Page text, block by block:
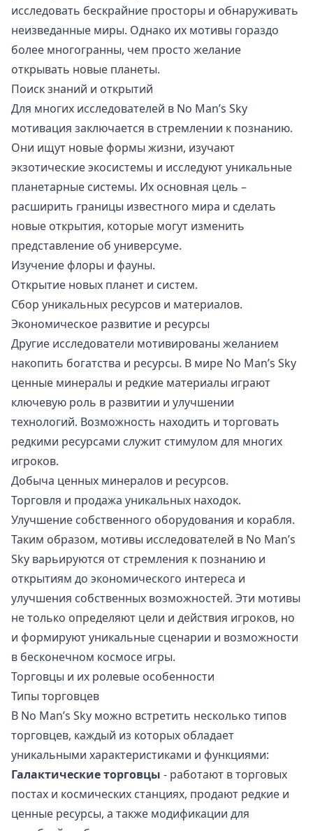
исследовать бескрайние просторы и обнаруживать
неизведанные миры. Однако их мотивы гораздо
более многогранны, чем просто желание
открывать новые планеты.
Поиск знаний и открытий
Для многих исследователей в No Man’s Sky
мотивация заключается в стремлении к познанию.
Они ищут новые формы жизни, изучают
экзотические экосистемы и исследуют уникальные
планетарные системы. Их основная цель –
расширить границы известного мира и сделать
новые открытия, которые могут изменить
представление об универсуме.
Изучение флоры и фауны.
Открытие новых планет и систем.
Сбор уникальных ресурсов и материалов.
Экономическое развитие и ресурсы
Другие исследователи мотивированы желанием
накопить богатства и ресурсы. В мире No Man’s Sky
ценные минералы и редкие материалы играют
ключевую роль в развитии и улучшении
технологий. Возможность находить и торговать
редкими ресурсами служит стимулом для многих
игроков.
Добыча ценных минералов и ресурсов.
Торговля и продажа уникальных находок.
Улучшение собственного оборудования и корабля.
Таким образом, мотивы исследователей в No Man’s
Sky варьируются от стремления к познанию и
открытиям до экономического интереса и
улучшения собственных возможностей. Эти мотивы
не только определяют цели и действия игроков, но
и формируют уникальные сценарии и возможности
в бесконечном космосе игры.
Торговцы и их ролевые особенности
Типы торговцев
В No Man’s Sky можно встретить несколько типов
торговцев, каждый из которых обладает
уникальными характеристиками и функциями:
Галактические торговцы - работают в торговых
постах и космических станциях, продают редкие и
ценные ресурсы, а также модификации для